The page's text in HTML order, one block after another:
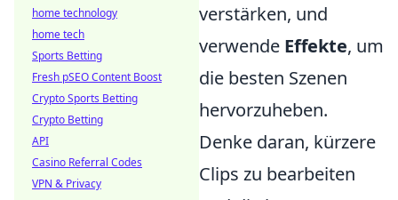
verstärken, und
verwende Effekte, um
die besten Szenen
hervorzuheben.
Denke daran, kürzere
Clips zu bearbeiten
home technology
home tech
Sports Betting
Fresh pSEO Content Boost
Crypto Sports Betting
Crypto Betting
API
Casino Referral Codes
VPN & Privacy